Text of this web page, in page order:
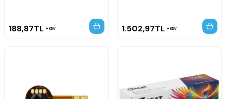
188,87TL KDV 1.502,97TL KDV